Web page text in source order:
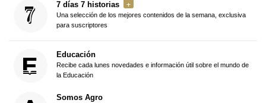
7 días 7 historias
Una selección de los mejores contenidos de la semana, exclusiva
para suscriptores
Educación
Recibe cada lunes novedades e información útil sobre el mundo de
la Educación
Somos Agro